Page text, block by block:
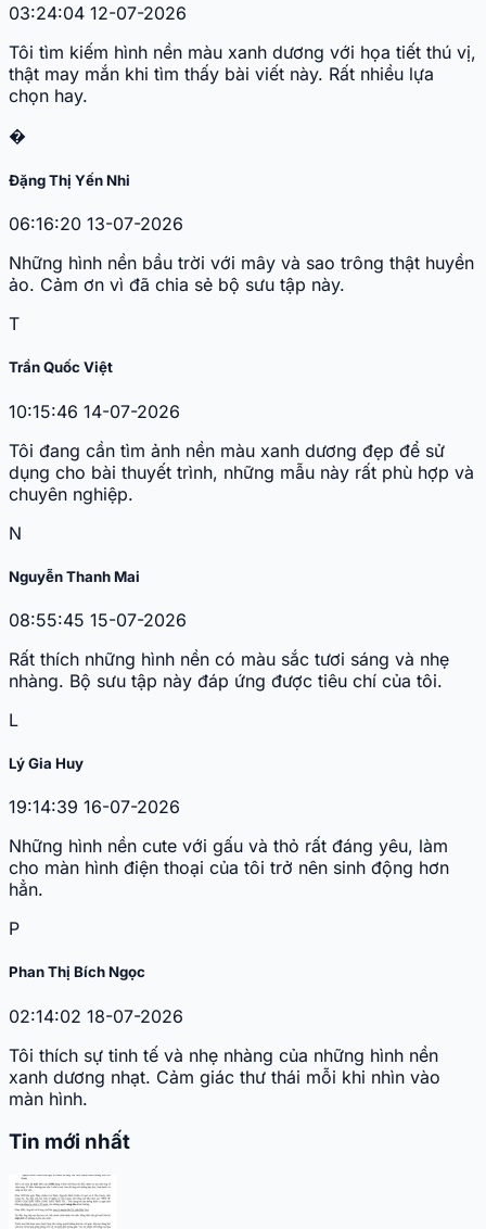
03:24:04 12-07-2026
Tôi tìm kiếm hình nền màu xanh dương với họa tiết thú vị,
thật may mắn khi tìm thấy bài viết này. Rất nhiều lựa
chọn hay.
�
Đặng Thị Yến Nhi
06:16:20 13-07-2026
Những hình nền bầu trời với mây và sao trông thật huyền
ảo. Cảm ơn vì đã chia sẻ bộ sưu tập này.
T
Trần Quốc Việt
10:15:46 14-07-2026
Tôi đang cần tìm ảnh nền màu xanh dương đẹp để sử
dụng cho bài thuyết trình, những mẫu này rất phù hợp và
chuyên nghiệp.
N
Nguyễn Thanh Mai
08:55:45 15-07-2026
Rất thích những hình nền có màu sắc tươi sáng và nhẹ
nhàng. Bộ sưu tập này đáp ứng được tiêu chí của tôi.
L
Lý Gia Huy
19:14:39 16-07-2026
Những hình nền cute với gấu và thỏ rất đáng yêu, làm
cho màn hình điện thoại của tôi trở nên sinh động hơn
hẳn.
P
Phan Thị Bích Ngọc
02:14:02 18-07-2026
Tôi thích sự tinh tế và nhẹ nhàng của những hình nền
xanh dương nhạt. Cảm giác thư thái mỗi khi nhìn vào
màn hình.
Tin mới nhất